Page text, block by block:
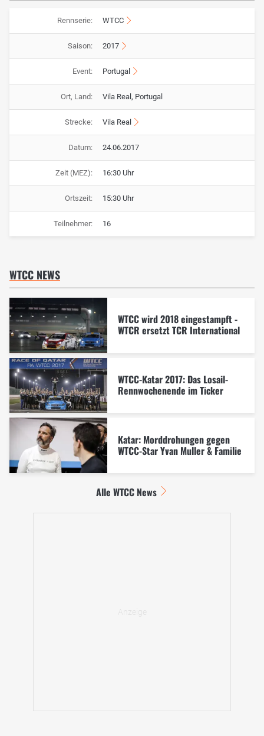
Rennserie: WTCC
Saison: 2017
Event: Portugal
Ort, Land: Vila Real, Portugal
Strecke: Vila Real
Datum: 24.06.2017
Zeit (MEZ): 16:30 Uhr
Ortszeit: 15:30 Uhr
Teilnehmer: 16
WTCC NEWS
WTCC wird 2018 eingestampft -
WTCR ersetzt TCR International
WTCC-Katar 2017: Das Losail-
Rennwochenende im Ticker
Katar: Morddrohungen gegen
WTCC-Star Yvan Muller & Familie
Alle WTCC News